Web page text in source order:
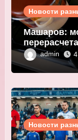
Новости
Машаров:
admin
Новости